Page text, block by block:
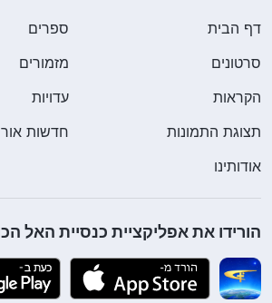
דף הבית
ספרים
סרטונים
מזמורים
הקראות
עדויות
תצוגת התמונות
חדשות
אודותינו
הורידו את אפליקציית כנסיית האל